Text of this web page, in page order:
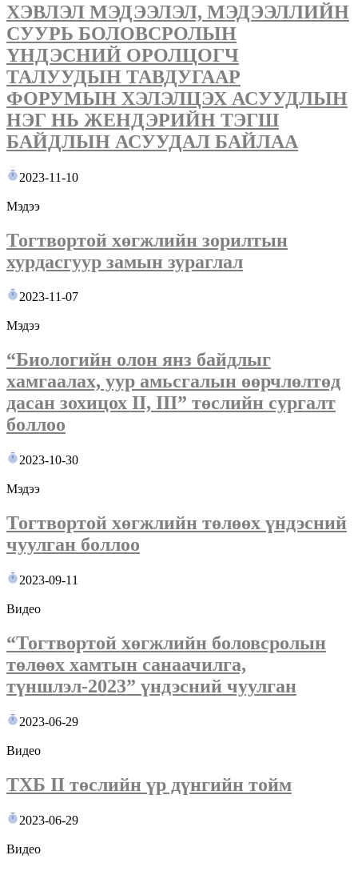
ХЭВЛЭЛ МЭДЭЭЛЭЛ, МЭДЭЭЛЛИЙН
СУУРЬ БОЛОВСРОЛЫН
ҮНДЭСНИЙ ОРОЛЦОГЧ
ТАЛУУДЫН ТАВДУГААР
ФОРУМЫН ХЭЛЭЛЦЭХ АСУУДЛЫН
НЭГ НЬ ЖЕНДЭРИЙН ТЭГШ
БАЙДЛЫН АСУУДАЛ БАЙЛАА
2023-11-10
Мэдээ
Тогтвортой хөгжлийн зорилтын
хурдасгуур замын зураглал
2023-11-07
Мэдээ
“Биологийн олон янз байдлыг
хамгаалах, уур амьсгалын өөрчлөлтөд
дасан зохицох II, III” төслийн сургалт
боллоо
2023-10-30
Мэдээ
Тогтвортой хөгжлийн төлөөх үндэсний
чуулган боллоо
2023-09-11
Видео
“Тогтвортой хөгжлийн боловсролын
төлөөх хамтын санаачилга,
түншлэл-2023” үндэсний чуулган
2023-06-29
Видео
ТХБ II төслийн үр дүнгийн тойм
2023-06-29
Видео